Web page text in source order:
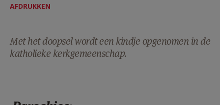
HULP
MIJN PAROCHIE
AFDRUKKEN
Met het doopsel wordt een kindje opgenomen in de
katholieke kerkgemeenschap.